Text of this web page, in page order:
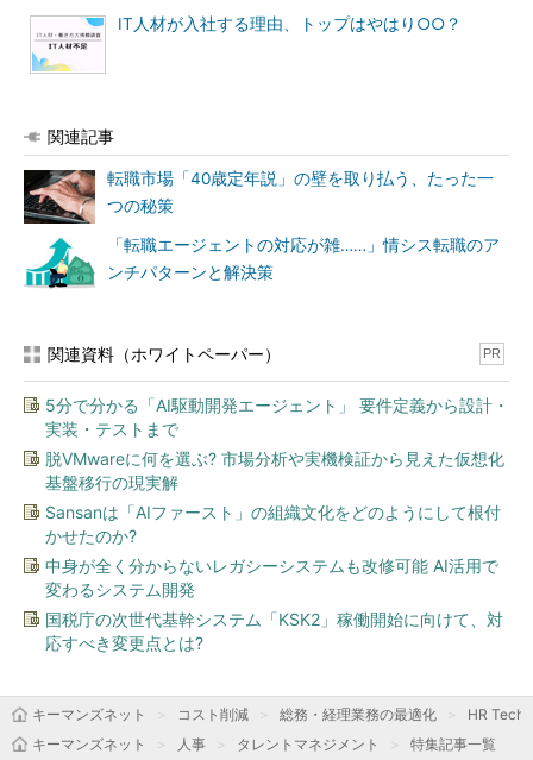
IT人材が入社する理由、トップはやはり○○？
関連記事
転職市場「40歳定年説」の壁を取り払う、たった一
つの秘策
「転職エージェントの対応が雑……」情シス転職のア
ンチパターンと解決策
関連資料（ホワイトペーパー） PR
5分で分かる「AI駆動開発エージェント」 要件定義から設計・
実装・テストまで
脱VMwareに何を選ぶ? 市場分析や実機検証から見えた仮想化
基盤移行の現実解
Sansanは「AIファースト」の組織文化をどのようにして根付
かせたのか?
中身が全く分からないレガシーシステムも改修可能 AI活用で
変わるシステム開発
国税庁の次世代基幹システム「KSK2」稼働開始に向けて、対
応すべき変更点とは?
キーマンズネット コスト削減 総務・経理業務の最適化
HR Tech
キーマンズネット
人事 タレントマネジメント 特集記事一覧